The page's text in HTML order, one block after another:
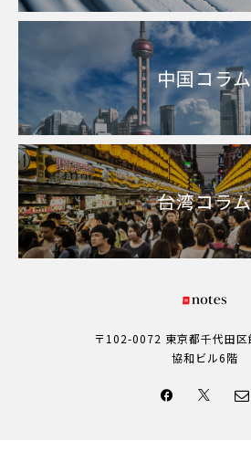
中国コラム
台湾コラム
〒102-0072 東京都千代田
協和ビル6階